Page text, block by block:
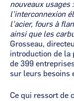
nouveaux usages
l’interconnexion
l’acier, fours à
ainsi que les
Grosseau,
introduction de la
de 399
sur leurs besoins
Ce qui ressort de